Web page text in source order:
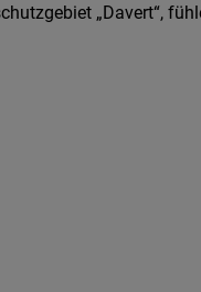
„Davert“,